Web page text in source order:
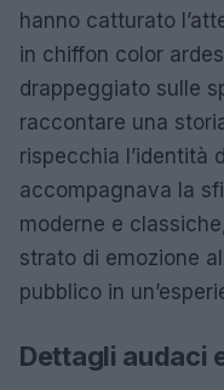
hanno catturato
in chiffon color
drappeggiato sulle
raccontare una
rispecchia l’identità
accompagnava la
moderne e
strato di emozione
pubblico in
Dettagli audaci